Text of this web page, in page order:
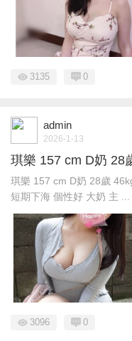
3135 0
admin
2026-1-13
琪樂 157 cm D奶 28
琪樂 157 cm D奶 28歲
短期下海 個性好 大奶 主 ...
3096 0